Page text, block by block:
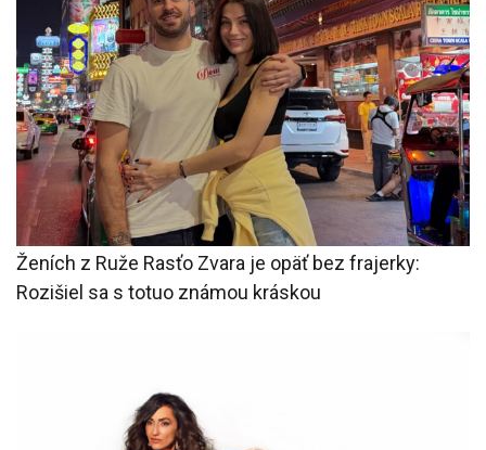
Ženích z Ruže Rasťo Zvara je opäť bez frajerky:
Rozišiel sa s totuo známou kráskou